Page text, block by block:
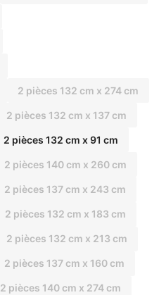
2 pièces 132 cm x 274 cm
2 pièces 132 cm x 137 cm
2 pièces 132 cm x 91 cm
2 pièces 140 cm x 260 cm
2 pièces 137 cm x 243 cm
2 pièces 132 cm x 183 cm
2 pièces 132 cm x 213 cm
2 pièces 137 cm x 160 cm
2 pièces 140 cm x 274 cm